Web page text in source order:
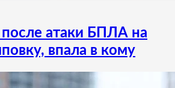
атаки БПЛА на
впала в кому